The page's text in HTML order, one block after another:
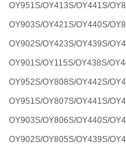
OY951S/OY413S/OY441S/
OY903S/OY421S/OY440S/
OY902S/OY423S/OY439S/
OY901S/OY115S/OY438S/
OY952S/OY808S/OY442S/
OY951S/OY807S/OY441S/
OY903S/OY806S/OY440S/
OY902S/OY805S/OY439S/